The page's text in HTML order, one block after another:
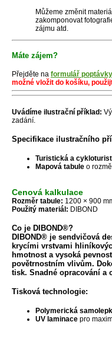
Můžeme změnit
zakomponovat
zájmu atd.
Máte zájem?
Přejděte na formulář poptávky
možné vložit do košíku,
Uvádíme ilustrační příklad:
zadání.
Specifikace ilustračního
Turistická a
Mapová tabule o
Cenová kalkulace
Rozměr tabule: 1200 × 900
Použitý materiál: DIBOND
Co je DIBOND®?
DIBOND® je sendvičová
krycími vrstvami
hmotnost a vysoká
povětrnostním vlivům.
tisk. Snadné opracování a
Tisková technologie:
Polymerická
UV laminace pro